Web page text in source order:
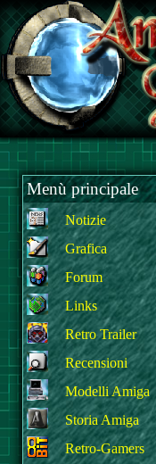
Menù principale
Notizie
Grafica
Forum
Links
Retro Trailer
Recensioni
Modelli Amiga
Storia Amiga
Retro-Gamers